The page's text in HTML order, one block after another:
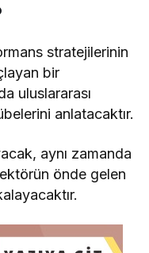
stratejilerinin
bir
uluslararası
anlatacaktır.
aynı zamanda
önde gelen